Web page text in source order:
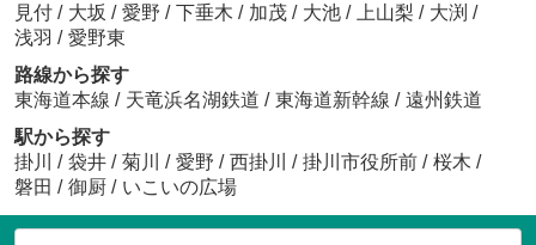
見付 / 大坂 / 愛野 / 下垂木 / 加茂 / 大池 / 上山梨 / 大渕 /
浅羽 / 愛野東
路線から探す
東海道本線 / 天竜浜名湖鉄道 / 東海道新幹線 / 遠州鉄道
駅から探す
掛川
/ 袋井 / 菊川 / 愛野 / 西掛川 / 掛川市役所前 / 桜木 /
磐田 / 御厨 / いこいの広場